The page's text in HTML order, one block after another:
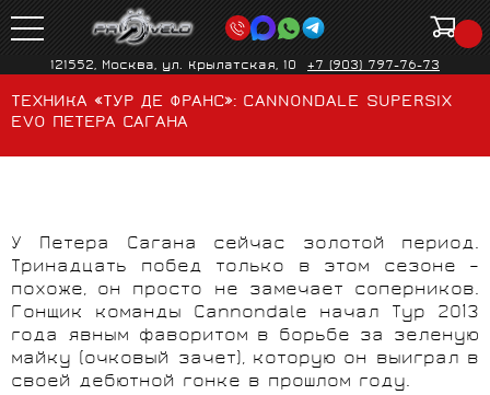
121552, Москва, ул. Крылатская, 10 +7 (903) 797-76-73
ТЕХНИКА «ТУР ДЕ ФРАНС»: CANNONDALE SUPERSIX
EVO ПЕТЕРА САГАНА
У Петера Сагана сейчас золотой период.
Тринадцать побед только в этом сезоне –
похоже, он просто не замечает соперников.
Гонщик команды Cannondale начал Тур 2013
года явным фаворитом в борьбе за зеленую
майку (очковый зачет), которую он выиграл в
своей дебютной гонке в прошлом году.